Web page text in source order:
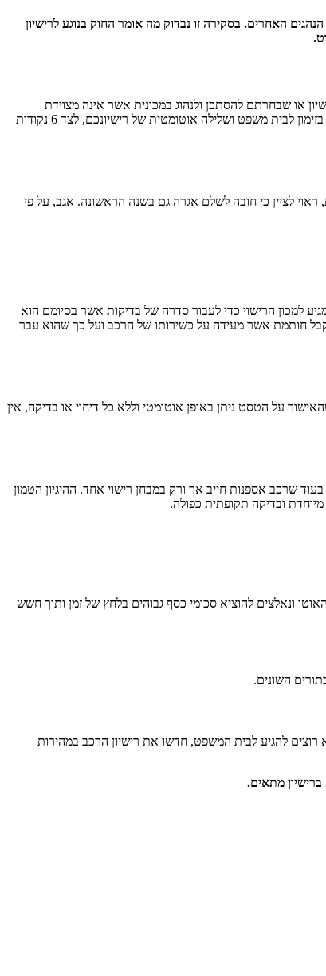
האחרים. בסקירה זו נבדוק מה אומר החוק בנוגע לרישיון
או שבחרתם להסתכן ולנהוג במכונית אשר אינה מצוידת
באישורים המתאימים אתם חשופים למגוון של קנסות וסנקציות פליליות. במישור הכלכלי אתם צפויים לקבל שורה של קנסות. במישור המשפטי אתם מסתכנים בזימון לבית משפט ושלילה אוטומטית של רישיונכם, לצד 6 נקודות
לציין כי חובה לשלם אגרה גם בשנה הראשונה. אגב, על פי
למכון הרישוי כדי לעבור סדרה של בדיקות אשר בסיומם הוא
חותמת אשר מעידה על כשירותו של הרכב ועל כך שהוא עבר
על הטסט ניתן באופן אוטומטי וללא כל דיחוי או בדיקה, אין
שרכב אספנות חייב אך ורק במבחן רישוי אחד. ההיגיון הטמון
ובדיקה תקופתית כפולה.
ונאלצים להוציא סכומי כסף גבוהים בלחץ של זמן ותוך חשש
השונים.
להגיע לבית המשפט, חדשו את רישיון הרכב במהירות
מתאים.